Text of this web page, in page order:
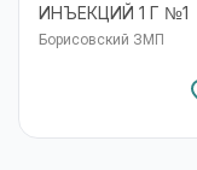
ИНЪЕКЦИЙ 1 Г №1
Борисовский ЗМП